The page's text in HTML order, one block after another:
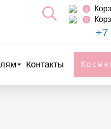
0
0
+7
Контакты